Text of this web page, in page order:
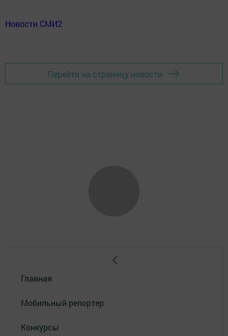
Новости СМИ2
Перейти на страницу новости
Главная
Мобильный репортер
Конкурсы